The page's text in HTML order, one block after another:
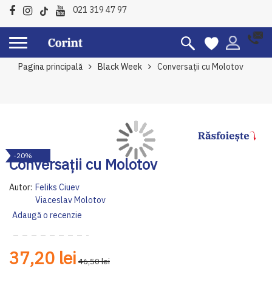
021 319 47 97
Pagina principală Black Week Conversații cu Molotov
Conversații cu Molotov
Autor: Feliks Ciuev
Viaceslav Molotov
Adaugă o recenzie
37,20 lei 46,50 lei
to
the
end
the
images
gallery
-20%